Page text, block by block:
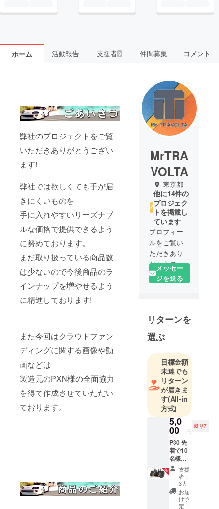
ホーム 活動報告 支援者9 仲間募集 コメント
弊社のプロジェクトをご覧
いただきありがとうござい
ます!
弊社では欲しくても手が届
きにくいものを
手に入れやすいリーズナブ
ルな価格で提供できるよう
に努めております。
まだ取り扱っている商品数
は少ないので今後商品のラ
インナップを増やせるよう
に精進しております!
また今回はクラウドファン
ディングに関する画像や動
画などは
製造元のPXN様の全面協力
を得て作成させていただい
ております。
MrTRA
VOLTA
東京都
他に14件の
プロジェク
トを掲載し
ています
プロフィー
ルをご覧い
ただきあり
がとうござ
います。
ミスタート
と申しま
の輸入と販
売を主な業
務として
行っており
ます。
取り扱う商
品は健康に
関する家電
やアイテム
が多いで
す。
『欲し
メッセー
ジを送る
リターンを
選ぶ
目標金額
未達でも
リターン
が届きま
す(All-in
方式)
5,0
00 円
残り7
P30 先
着で10
名様限
定でお
値引き
とさせ
ていた
だきま
す! 通常
支援
者：
3人
お届
け予
定：